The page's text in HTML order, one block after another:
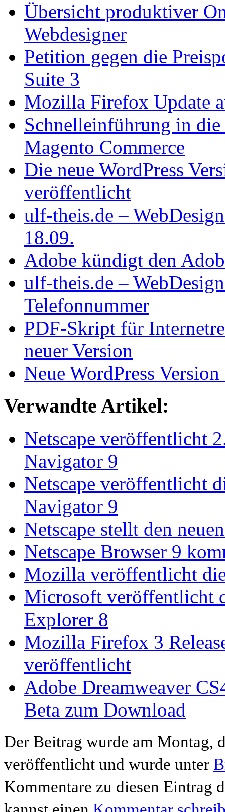
Übersicht produktiver
Webdesigner
Petition gegen die
Suite 3
Mozilla Firefox Update
Schnelleinführung in
Magento Commerce
Die neue WordPress
veröffentlicht
ulf-theis.de –
18.09.
Adobe kündigt den
ulf-theis.de –
Telefonnummer
PDF-Skript für
neuer Version
Neue WordPress
Verwandte Artikel:
Netscape veröffentlicht
Navigator 9
Netscape veröffentlicht
Navigator 9
Netscape stellt den
Netscape Browser 9
Mozilla veröffentlicht
Microsoft veröffentlicht
Explorer 8
Mozilla Firefox 3
veröffentlicht
Adobe Dreamweaver
Beta zum Download
Der Beitrag wurde am Montag,
veröffentlicht und wurde unter
Kommentare zu diesen Eintrag